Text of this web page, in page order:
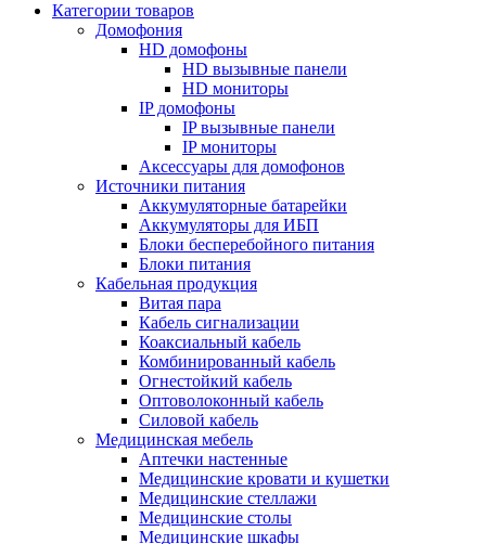
Категории товаров
Домофония
HD домофоны
HD вызывные панели
HD мониторы
IP домофоны
IP вызывные панели
IP мониторы
Аксессуары для домофонов
Источники питания
Аккумуляторные батарейки
Аккумуляторы для ИБП
Блоки бесперебойного питания
Блоки питания
Кабельная продукция
Витая пара
Кабель сигнализации
Коаксиальный кабель
Комбинированный кабель
Огнестойкий кабель
Оптоволоконный кабель
Силовой кабель
Медицинская мебель
Аптечки настенные
Медицинские кровати и кушетки
Медицинские стеллажи
Медицинские столы
Медицинские шкафы